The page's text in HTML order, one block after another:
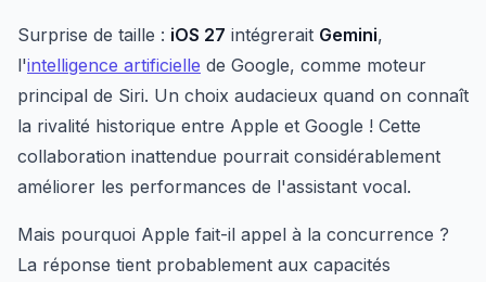
Surprise de taille : iOS 27 intégrerait Gemini,
l'intelligence artificielle de Google, comme moteur
principal de Siri. Un choix audacieux quand on connaît
la rivalité historique entre Apple et Google ! Cette
collaboration inattendue pourrait considérablement
améliorer les performances de l'assistant vocal.
Mais pourquoi Apple fait-il appel à la concurrence ?
La réponse tient probablement aux capacités